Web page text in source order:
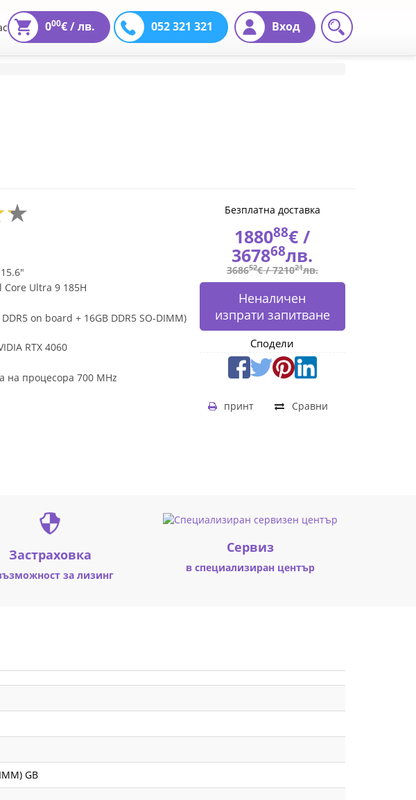
Вход
052 321 321
000€ /лв.
Ultra 9 185H
on board + 16GB DDR5 SO-DIMM)
RTX 4060
на процесора 700 MHz
Безплатна доставка
188088€ /
367868лв.
368652€ /721021лв.
Неналичен
изпрати запитване
Сподели
Сравни
принт
Застраховка
за лизинг
Cервиз
в специализиран център
GB